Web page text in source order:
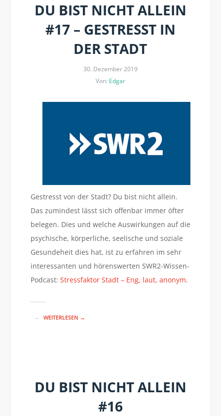
DU BIST NICHT ALLEIN
#17 – GESTRESST IN
DER STADT
30. Dezember 2019
Von: Edgar
Gestresst von der Stadt? Du bist nicht allein.
Das zumindest lässt sich offenbar immer öfter
belegen. Dies und welche Auswirkungen auf die
psychische, körperliche, seelische und soziale
Gesundeheit dies hat, ist zu erfahren im sehr
interessanten und hörenswerten SWR2-Wissen-
Podcast: Stressfaktor Stadt – Eng, laut, anonym.
WEITERLESEN →
DU BIST NICHT ALLEIN
#16